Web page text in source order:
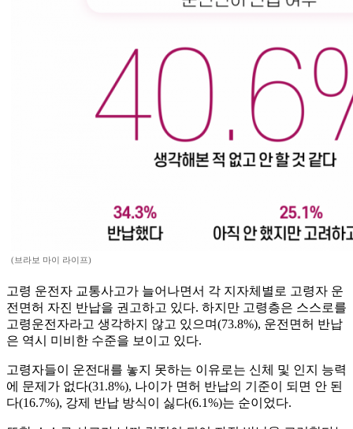
(브라보 마이 라이프)
고령 운전자 교통사고가 늘어나면서 각 지자체별로 고령자 운
전면허 자진 반납을 권고하고 있다. 하지만 고령층은 스스로를
고령운전자라고 생각하지 않고 있으며(73.8%), 운전면허 반납
은 역시 미비한 수준을 보이고 있다.
고령자들이 운전대를 놓지 못하는 이유로는 신체 및 인지 능력
에 문제가 없다(31.8%), 나이가 면허 반납의 기준이 되면 안 된
다(16.7%), 강제 반납 방식이 싫다(6.1%)는 순이었다.